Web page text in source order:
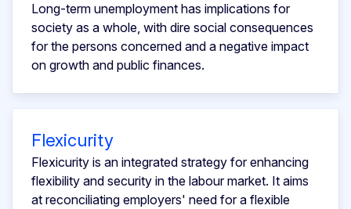
Long-term unemployment has implications for
society as a whole, with dire social consequences
for the persons concerned and a negative impact
on growth and public finances.
Flexicurity
Flexicurity is an integrated strategy for enhancing
flexibility and security in the labour market. It aims
at reconciliating employers' need for a flexible